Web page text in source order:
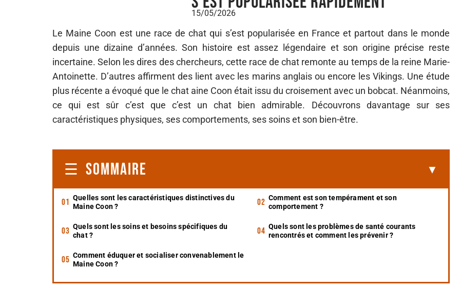
15/05/2026
Le Maine Coon est une race de chat qui s’est popularisée en France et partout dans le monde
depuis une dizaine d’années. Son histoire est assez légendaire et son origine précise reste
incertaine. Selon les dires des chercheurs, cette race de chat remonte au temps de la reine Marie-
Antoinette. D’autres affirment des lient avec les marins anglais ou encore les Vikings. Une étude
plus récente a évoqué que le chat aine Coon était issu du croisement avec un bobcat. Néanmoins,
ce qui est sûr c’est que c’est un chat bien admirable. Découvrons davantage sur ses
caractéristiques physiques, ses comportements, ses soins et son bien-être.
SOMMAIRE
Quelles sont les caractéristiques distinctives du
Maine Coon ?
Comment est son tempérament et son
comportement ?
Quels sont les soins et besoins spécifiques du
chat ?
Quels sont les problèmes de santé courants
rencontrés et comment les prévenir ?
Comment éduquer et socialiser convenablement le
Maine Coon ?